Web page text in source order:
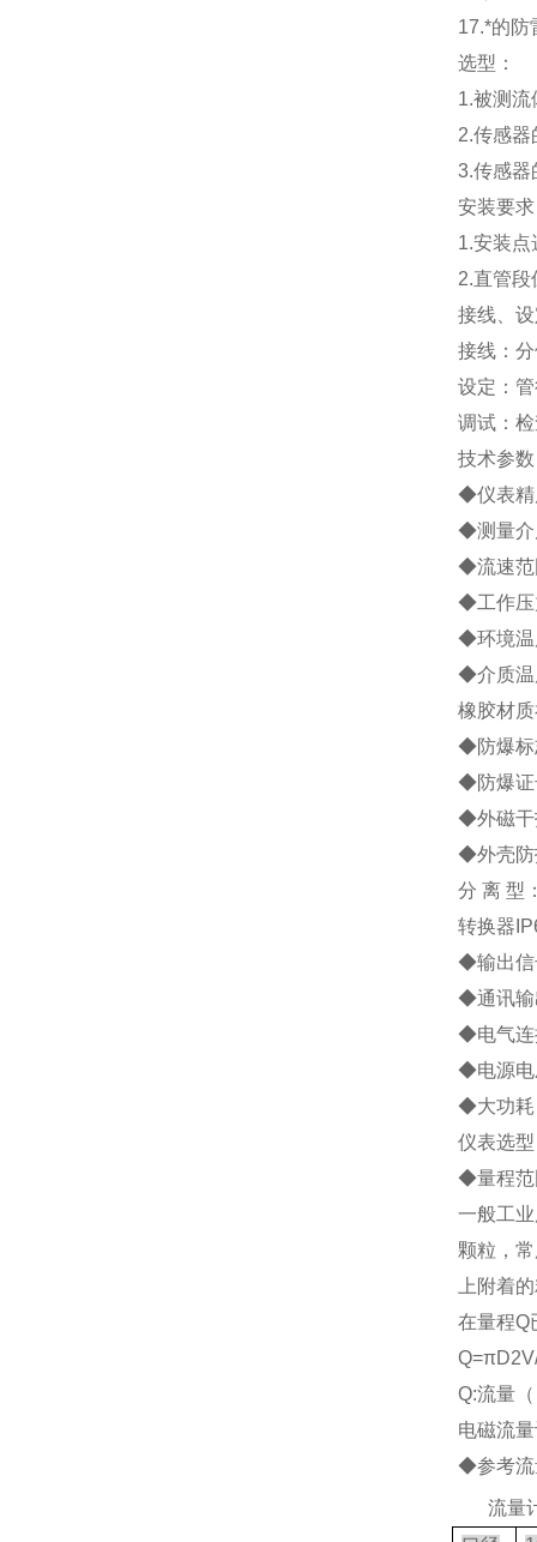
17.*的防
选型：
1.被测流
2.传感器
3.传感器
安装要
1.安装点
2.直管段
接线、
接线：
设定：
调试：
技术参数
◆仪表精
◆测量介
◆流速范
◆工作压
◆环境
◆介质温
橡胶材
◆防爆标
◆防爆证
◆外磁干
◆外壳防
分 离 型
转换器
◆输出信
◆通讯输
◆电气连
◆电源电
◆大功耗
仪表选型
◆量程
一般工
颗粒，
上附着
在量程Q
Q=
Q:流量
电磁流
◆参考流
流量